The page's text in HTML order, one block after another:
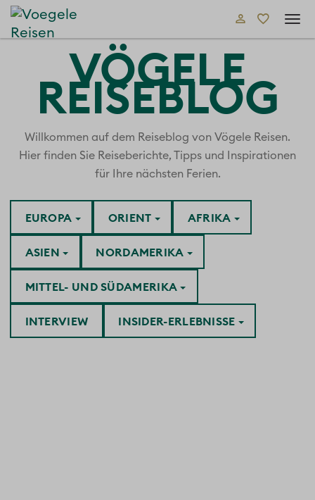
VÖGELE
REISEBLOG
Willkommen auf dem Reiseblog von Vögele Reisen.
Hier finden Sie Reiseberichte, Tipps und Inspirationen
für Ihre nächsten Ferien.
AFRIKA
ASIEN
EUROPA
INSIDER-ERLEBNISSE
INTERVIEW
MITTEL- UND SÜDAMERIKA
NORDAMERIKA
ORIENT